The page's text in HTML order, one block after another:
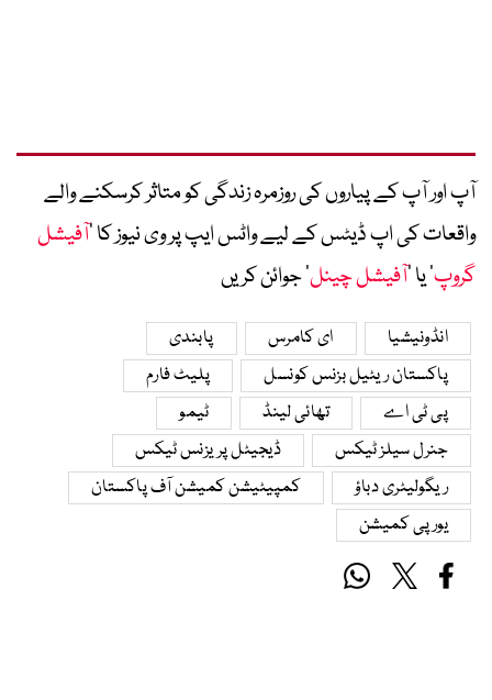
آپ اور آپ کے پیاروں کی روزمرہ زندگی کو متاثر کرسکنے والے
واقعات کی اپ ڈیٹس کے لیے واٹس ایپ پر وی نیوز کا ’آفیشل
گروپ‘ یا ’آفیشل چینل‘ جوائن کریں
انڈونیشیا ای کامرس
پابندی
پاکستان ریٹیل بزنس کونسل
پلیٹ فارم
پی ٹی اے
تھائی لینڈ
ٹیمو
جنرل سیلز ٹیکس
ڈیجیٹل پریزنس ٹیکس
ریگولیٹری دباؤ
کمپیٹیشن کمیشن آف پاکستان
یورپی کمیشن